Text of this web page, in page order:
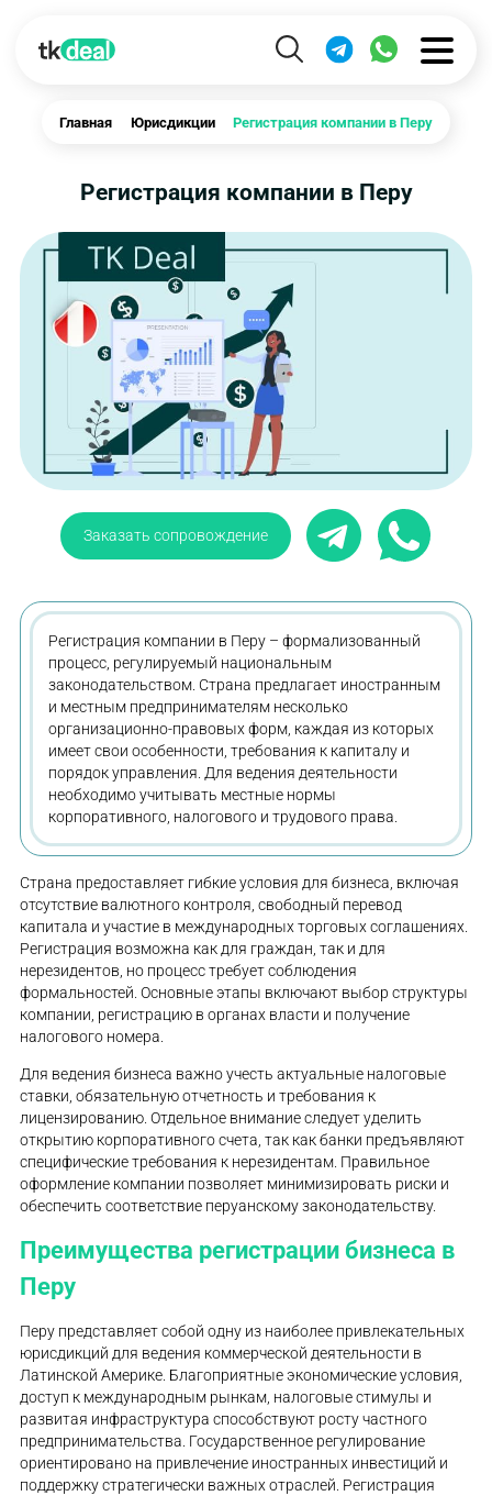
Главная Юрисдикции Регистрация компании в Перу
Регистрация компании в Перу
Заказать сопровождение
Регистрация компании в Перу – формализованный
процесс, регулируемый национальным
законодательством. Страна предлагает иностранным
и местным предпринимателям несколько
организационно-правовых форм, каждая из которых
имеет свои особенности, требования к капиталу и
порядок управления. Для ведения деятельности
необходимо учитывать местные нормы
корпоративного, налогового и трудового права.
Страна предоставляет гибкие условия для бизнеса, включая
отсутствие валютного контроля, свободный перевод
капитала и участие в международных торговых соглашениях.
Регистрация возможна как для граждан, так и для
нерезидентов, но процесс требует соблюдения
формальностей. Основные этапы включают выбор структуры
компании, регистрацию в органах власти и получение
налогового номера.
Для ведения бизнеса важно учесть актуальные налоговые
ставки, обязательную отчетность и требования к
лицензированию. Отдельное внимание следует уделить
открытию корпоративного счета, так как банки предъявляют
специфические требования к нерезидентам. Правильное
оформление компании позволяет минимизировать риски и
обеспечить соответствие перуанскому законодательству.
Преимущества регистрации бизнеса в
Перу
Перу представляет собой одну из наиболее привлекательных
юрисдикций для ведения коммерческой деятельности в
Латинской Америке. Благоприятные экономические условия,
доступ к международным рынкам, налоговые стимулы и
развитая инфраструктура способствуют росту частного
предпринимательства. Государственное регулирование
ориентировано на привлечение иностранных инвестиций и
поддержку стратегически важных отраслей. Регистрация